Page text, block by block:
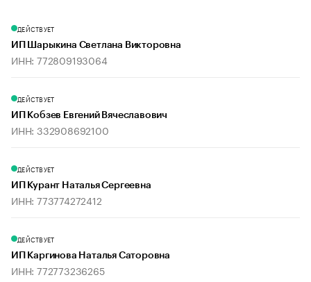
ДЕЙСТВУЕТ
ИП Шарыкина Светлана Викторовна
ИНН: 772809193064
ДЕЙСТВУЕТ
ИП Кобзев Евгений Вячеславович
ИНН: 332908692100
ДЕЙСТВУЕТ
ИП Курант Наталья Сергеевна
ИНН: 773774272412
ДЕЙСТВУЕТ
ИП Каргинова Наталья Саторовна
ИНН: 772773236265